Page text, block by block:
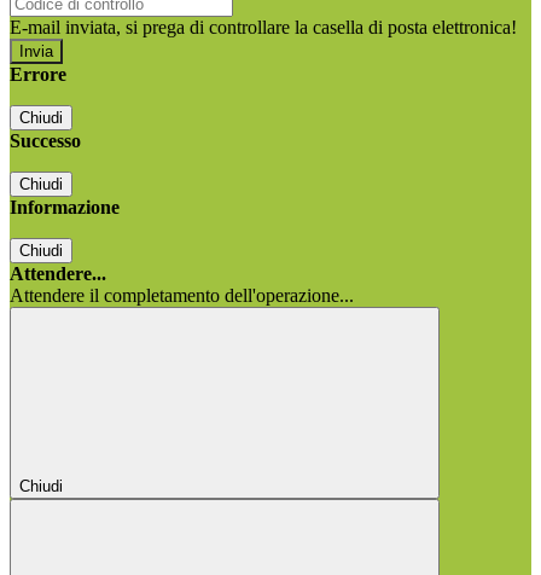
E-mail inviata, si prega di controllare la casella di posta elettronica!
Errore
Chiudi
Successo
Chiudi
Informazione
Chiudi
Attendere...
Attendere il completamento dell'operazione...
Chiudi